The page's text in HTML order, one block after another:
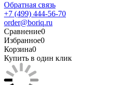
Обратная связь
+7 (499) 444-56-70
order@boriq.ru
Сравнение0
Избранное0
Корзина0
Купить в один клик